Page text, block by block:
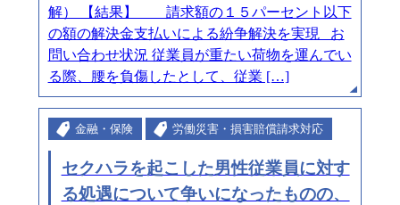
解） 【結果】 請求額の１５パーセント以下
の額の解決金支払いによる紛争解決を実現 お
問い合わせ状況 従業員が重たい荷物を運んでい
る際、腰を負傷したとして、従業 […]
金融・保険 労働災害・損害賠償請求対応
セクハラを起こした男性従業員に対す
る処遇について争いになったものの、